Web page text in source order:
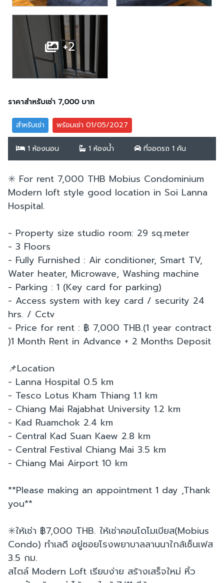
+2
ราคาสำหรับเช่า 7,000 บาท
สำหรับเช่า พร้อมเช่า 01/05/2027
1 ห้องนอน 1 ห้องน้ำ ที่จอดรถ 1 คัน
✳️ For rent 7,000 THB Mobius Condominium
Modern loft style good location in Soi Lanna
Hospital.
- Property size studio room: 29 sq.meter
- 3 Floors
- Fully Furnished : Air conditioner, Smart TV,
Water heater, Microwave, Washing machine
- Parking : 1 (Key card for parking)
- Access system with key card / security 24
hrs. / Cctv
- Price for rent : ฿ 7,000 THB.(1 year contract
)1 Month Rent in Advance + 2 Months Deposit
📌Location
- Lanna Hospital 0.5 km
- Tesco Lotus Kham Thiang 1.1 km
- Chiang Mai Rajabhat University 1.2 km
- Kad Ruamchok 2.4 km
- Central Kad Suan Kaew 2.8 km
- Central Festival Chiang Mai 3.5 km
- Chiang Mai Airport 10 km
**Please making an appointment 1 day ,Thank
you**
✳️ให้เช่า ฿7,000 THB. ให้เช่าคอนโดโมเบียส(Mobius
Condo) ทำเลดี อยู่ซอยโรงพยาบาลลานนาใกล้เซ็นเฟส
3.5 กม.
สไตล์ Modern Loft เรียบง่าย สร้างเสร็จใหม่ หิ้ว